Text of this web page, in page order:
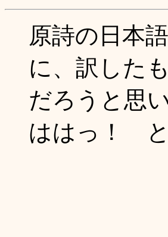
原詩の日本
に、訳した
だろうと思
ははっ！ と